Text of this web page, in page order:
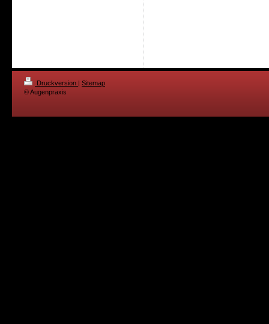
Druckversion | Sitemap
© Augenpraxis